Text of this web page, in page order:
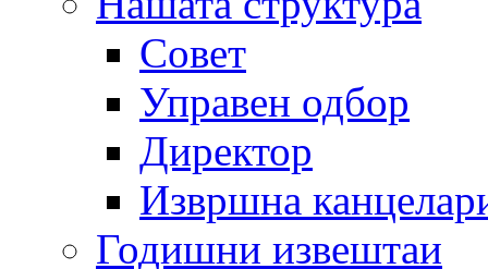
Совет
Управен одбор
Директор
Извршна
Годишни извештаи